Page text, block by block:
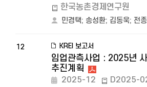
한국농촌경제연구원
민경택; 송성환; 김동욱; 전
12 KREI 보고서
임업관측사업 : 2025년
추진계획
2025-12
D2025-